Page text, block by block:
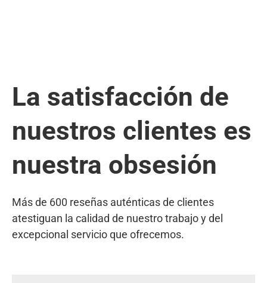
La satisfacción de
nuestros clientes es
nuestra obsesión
Más de 600 reseñas auténticas de clientes
atestiguan la calidad de nuestro trabajo y del
excepcional servicio que ofrecemos.